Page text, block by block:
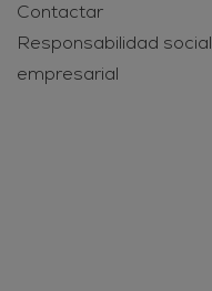
Contactar
Responsabilidad social
empresarial